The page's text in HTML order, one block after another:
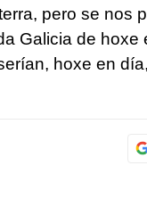
pero se nos
Galicia de
hoxe en